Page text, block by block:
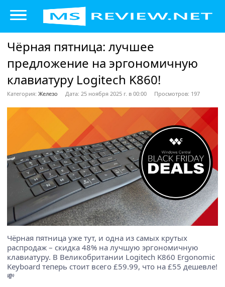
Чёрная пятница: лучшее
предложение на эргономичную
клавиатуру Logitech K860!
Категория: Железо Дата: 25 ноября 2025 г. в 00:00 Просмотров: 197
Чёрная пятница уже тут, и одна из самых крутых
распродаж – скидка 48% на лучшую эргономичную
клавиатуру. В Великобритании Logitech K860 Ergonomic
Keyboard теперь стоит всего £59.99, что на £55 дешевле!
💸